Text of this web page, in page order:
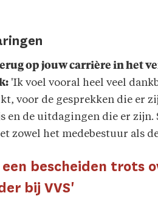
op jouw carrière in het
'Ik voel vooral heel veel
voor de gesprekken die er
en de uitdagingen die er
zowel het medebestuur als
bescheiden trots
bij VVS'